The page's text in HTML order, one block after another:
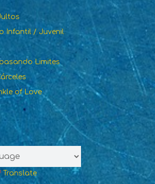
Infantil / Juvenil
Limites
of Love
Translate